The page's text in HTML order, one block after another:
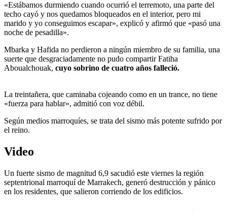
«Estábamos durmiendo cuando ocurrió el terremoto, una parte del
techo cayó y nos quedamos bloqueados en el interior, pero mi
marido y yo conseguimos escapar», explicó y afirmó que «pasó una
noche de pesadilla».
Mbarka y Hafida no perdieron a ningún miembro de su familia, una
suerte que desgraciadamente no pudo compartir Fatiha
Aboualchouak, cuyo sobrino de cuatro años falleció.
La treintañera, que caminaba cojeando como en un trance, no tiene
«fuerza para hablar», admitió con voz débil.
Según medios marroquíes, se trata del sismo más potente sufrido por
el reino.
Video
Un fuerte sismo de magnitud 6,9 sacudió este viernes la región
septentrional marroquí de Marrakech, generó destrucción y pánico
en los residentes, que salieron corriendo de los edificios.